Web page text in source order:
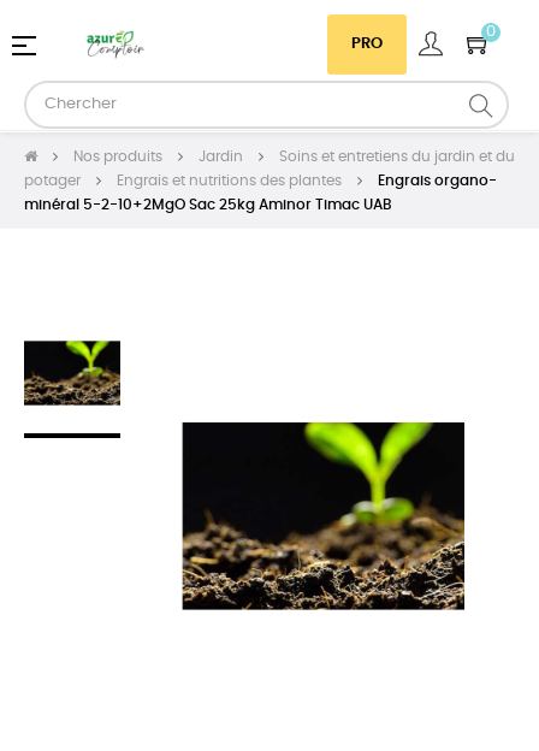
PRO
0
Basculer
navigation
☰
Nos produits Jardin
Soins et entretiens du jardin et du
potager
Engrais et nutritions des plantes
Engrais organo-
minéral 5-2-10+2MgO Sac 25kg Aminor Timac UAB